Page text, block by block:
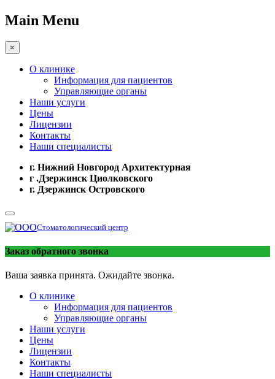
Main Menu
×
О клинике
Информация для пациентов
Управляющие органы
Наши услуги
Цены
Лицензии
Контакты
Наши специалисты
г. Нижний Новгород Архитектурная
г .Дзержинск Циолковского
г. Дзержинск Островского
Стоматологический центр
Заказ обратного звонка
Ваша заявка принята. Ожидайте звонка.
О клинике
Информация для пациентов
Управляющие органы
Наши услуги
Цены
Лицензии
Контакты
Наши специалисты